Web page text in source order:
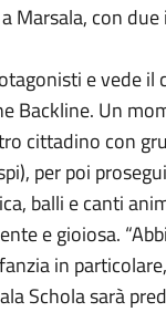
Marsala, con
e vede
Backline. Un
cittadino con
per poi
balli e canti
e gioiosa.
in
Schola sarà